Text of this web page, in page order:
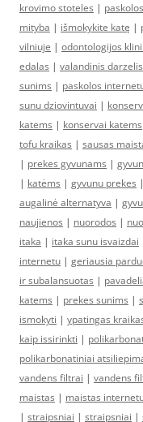
krovimo stoteles |
mityba | išmokykite katę |
vilniuje | odontologijos
edalas | valandinis
sunims | paskolos
sunu dziovintuvai |
katems | konservai katems
tofu kraikas | sausas
| prekes gyvunams |
| katėms | gyvunu prekes |
augalinė alternatyva |
naujienos | nuorodos |
itaka | itaka sunu isvaizdai
internetu | geriausia
ir subalansuotas |
katems | prekes sunims |
ismokyti | ypatingas
kaip issirinkti |
polikarbonatiniai
vandens filtrai | vandens
maistas | maistas
| straipsniai | straipsniai |